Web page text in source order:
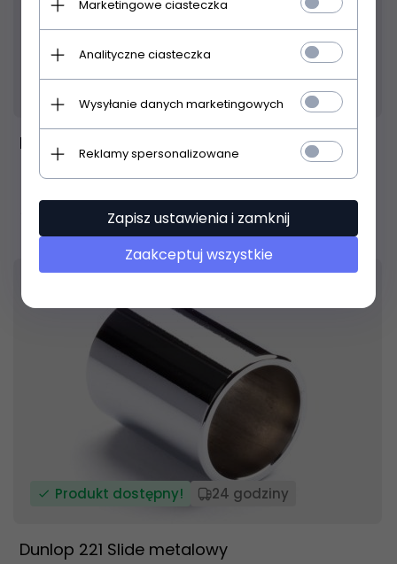
Dunlop 202 Slide szklany 18 x 22 x 69 mm
54, PLN
Produkt dostępny! 24 godziny
Dunlop 221 Slide metalowy
Marketingowe ciasteczka
Analityczne ciasteczka
Wysyłanie danych marketingowych
Reklamy spersonalizowane
Zapisz ustawienia i zamknij
Zaakceptuj wszystkie